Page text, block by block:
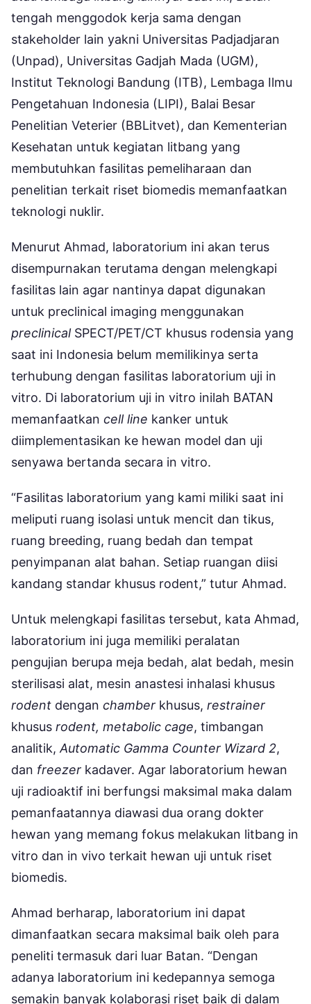
tengah menggodok kerja sama dengan
stakeholder lain yakni Universitas Padjadjaran
(Unpad), Universitas Gadjah Mada (UGM),
Institut Teknologi Bandung (ITB), Lembaga Ilmu
Pengetahuan Indonesia (LIPI), Balai Besar
Penelitian Veterier (BBLitvet), dan Kementerian
Kesehatan untuk kegiatan litbang yang
membutuhkan fasilitas pemeliharaan dan
penelitian terkait riset biomedis memanfaatkan
teknologi nuklir.
Menurut Ahmad, laboratorium ini akan terus
disempurnakan terutama dengan melengkapi
fasilitas lain agar nantinya dapat digunakan
untuk preclinical imaging menggunakan
preclinicalSPECT/PET/CT khusus rodensia yang
saat ini Indonesia belum memilikinya serta
terhubung dengan fasilitas laboratorium uji in
vitro. Di laboratorium uji in vitro inilah BATAN
memanfaatkan cell line kanker untuk
diimplementasikan ke hewan model dan uji
senyawa bertanda secara in vitro.
“Fasilitas laboratorium yang kami miliki saat ini
meliputi ruang isolasi untuk mencit dan tikus,
ruang breeding, ruang bedah dan tempat
penyimpanan alat bahan. Setiap ruangan diisi
kandang standar khusus rodent,” tutur Ahmad.
Untuk melengkapi fasilitas tersebut, kata Ahmad,
laboratorium ini juga memiliki peralatan
pengujian berupa meja bedah, alat bedah, mesin
sterilisasi alat, mesin anastesi inhalasi khusus
rodent dengan chamber khusus, restrainer
khusus rodent, metabolic cage, timbangan
analitik, Automatic Gamma Counter Wizard 2,
dan freezer kadaver. Agar laboratorium hewan
uji radioaktif ini berfungsi maksimal maka dalam
pemanfaatannya diawasi dua orang dokter
hewan yang memang fokus melakukan litbang in
vitro dan in vivo terkait hewan uji untuk riset
biomedis.
Ahmad berharap, laboratorium ini dapat
dimanfaatkan secara maksimal baik oleh para
peneliti termasuk dari luar Batan. “Dengan
adanya laboratorium ini kedepannya semoga
semakin banyak kolaborasi riset baik di dalam